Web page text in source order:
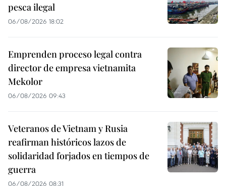
pesca ilegal
06/08/2026 18:02
Emprenden proceso legal contra
director de empresa vietnamita
Mekolor
06/08/2026 09:43
Veteranos de Vietnam y Rusia
reafirman históricos lazos de
solidaridad forjados en tiempos de
guerra
06/08/2026 08:31